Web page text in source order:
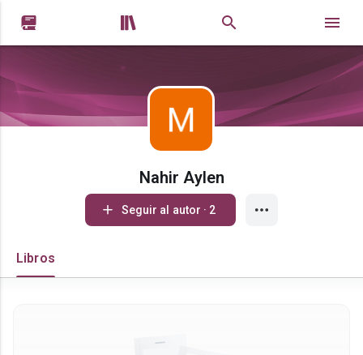
 
Nahir Aylen
Seguir al autor · 2
Libros